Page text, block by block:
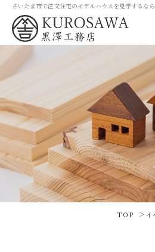
さいたま市で注文住宅のモデルハウスを見学するなら
TOP